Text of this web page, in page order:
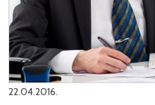
22.04.2016.